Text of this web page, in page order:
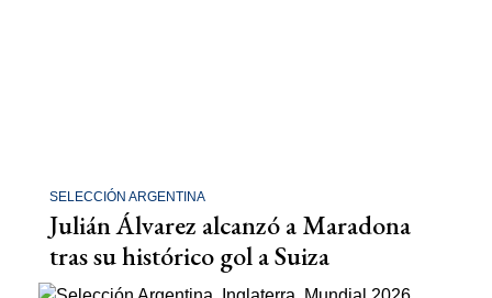
SELECCIÓN ARGENTINA
Julián Álvarez alcanzó a Maradona
tras su histórico gol a Suiza